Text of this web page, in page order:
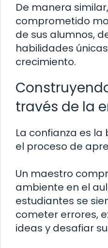
De manera
comprometido
de sus alumnos,
habilidades
crecimiento.
través de la
La confianza es
el proceso de
Un maestro
ambiente en el
estudiantes se
cometer errores,
ideas y desafiar